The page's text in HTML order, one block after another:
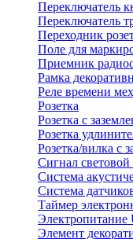
Переключатель
Переключатель
Переходник
Поле для
Приемник
Рамка
Реле времени
Розетка
Розетка с
Розетка
Розетка/вилка с
Сигнал
Система
Система
Таймер
Электропитание
Элемент